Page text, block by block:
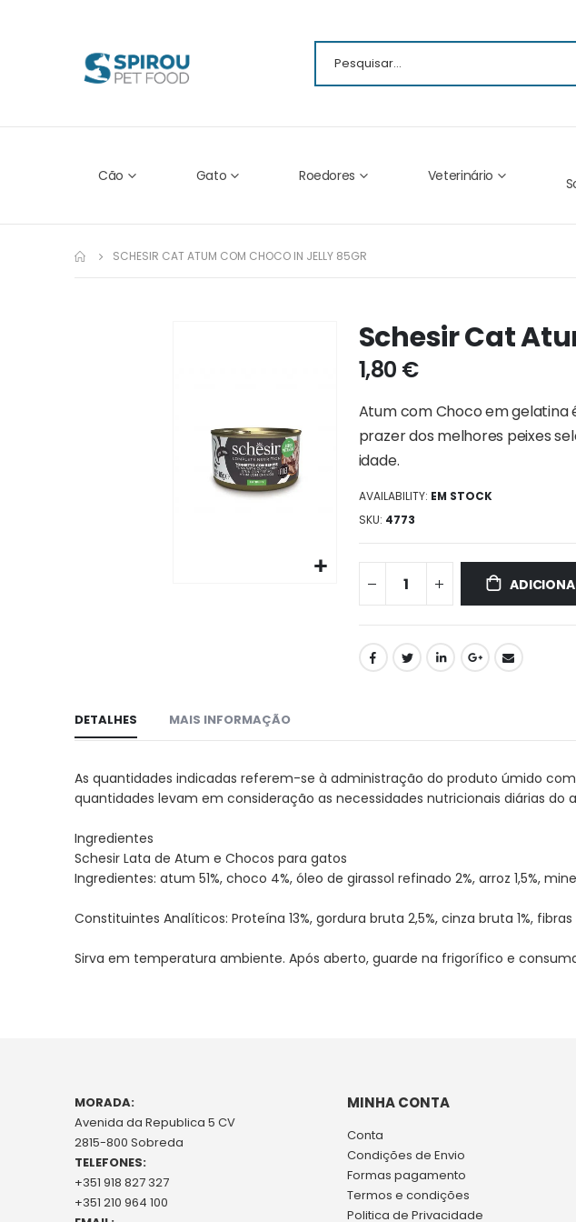
Cão Gato Roedores Veterinário
SCHESIR CAT ATUM COM CHOCO IN JELLY 85GR
de
imagens
Schesir Cat
1,80 €
Atum com Choco em gelatina
prazer dos melhores peixes
idade.
AVAILABILITY: EM STOCK
SKU 4773
DETALHES
As quantidades indicadas referem-se à administração do produto úmido
quantidades levam em consideração as necessidades nutricionais diárias
Ingredientes
Schesir Lata de Atum e Chocos para gatos
Ingredientes: atum 51%, choco 4%, óleo de girassol refinado 2%, arroz 1,5%,
Constituintes Analíticos: Proteína 13%, gordura bruta 2,5%, cinza bruta 1%,
Sirva em temperatura ambiente. Após aberto, guarde na frigorífico e
MAIS INFORMAÇÃO
MORADA:
Avenida da Republica 5 CV
2815-800 Sobreda
TELEFONES:
+351 918 827 327
+351 210 964 100
MINHA CONTA
Conta
Condições de Envio
Formas pagamento
Termos e condições
Politica de Privacidade